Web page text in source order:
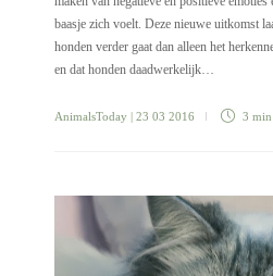
baasje zich voelt. Deze nieuwe uitkomst
honden verder gaat dan alleen het
en dat honden daadwerkelijk…
AnimalsToday | 23 03 2016 3 min